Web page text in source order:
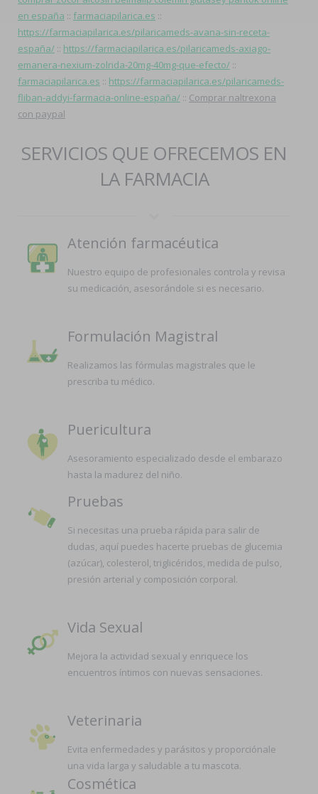
en españa :: farmaciapilarica.es ::
https://farmaciapilarica.es/pilaricameds-avana-sin-receta-
españa/ :: https://farmaciapilarica.es/pilaricameds-axiago-
emanera-nexium-zolrida-20mg-40mg-que-efecto/ ::
farmaciapilarica.es :: https://farmaciapilarica.es/pilaricameds-
fliban-addyi-farmacia-online-españa/ :: Comprar naltrexona
con paypal
SERVICIOS QUE OFRECEMOS EN
LA FARMACIA
Atención farmacéutica
Nuestro equipo de profesionales controla y revisa
su medicación, asesorándole si es necesario.
Formulación Magistral
Realizamos las fórmulas magistrales que le
prescriba tu médico.
Puericultura
Asesoramiento especializado desde el embarazo
hasta la madurez del niño.
Pruebas
Si necesitas una prueba rápida para salir de
dudas, aquí puedes hacerte pruebas de glucemia
(azúcar), colesterol, triglicéridos, medida de pulso,
presión arterial y composición corporal.
Vida Sexual
Mejora la actividad sexual y enriquece los
encuentros íntimos con nuevas sensaciones.
Veterinaria
Evita enfermedades y parásitos y proporciónale
una vida larga y saludable a tu mascota.
Cosmética